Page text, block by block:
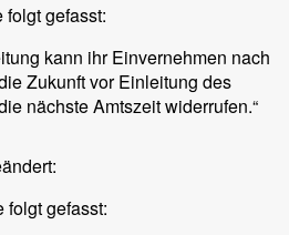
gefasst:
kann ihr Einvernehmen nach
Zukunft vor Einleitung des
nächste Amtszeit widerrufen.“
folgt gefasst: